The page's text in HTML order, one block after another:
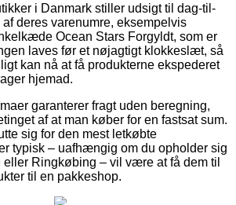
i Danmark stiller udsigt til dag-til-
deres varenumre, eksempelvis
Ocean Stars Forgyldt, som er
laves før et nøjagtigt klokkeslæt, så
kan nå at få produkterne ekspederet
hjemad.
garanterer fragt uden beregning,
af at man køber for en fastsat sum.
sig for den mest letkøbte
typisk – uafhængig om du opholder sig
Ringkøbing – vil være at få dem til
til en pakkeshop.